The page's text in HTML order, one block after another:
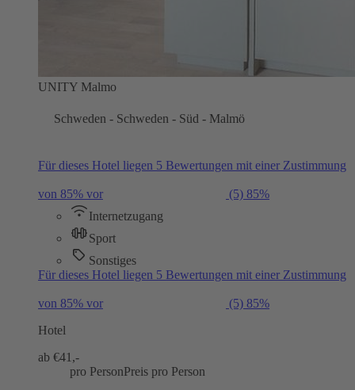
UNITY Malmo
Schweden - Schweden - Süd - Malmö
Für dieses Hotel liegen 5 Bewertungen mit einer Zustimmung
von 85% vor (5) 85%
Internetzugang
Sport
Sonstiges
Für dieses Hotel liegen 5 Bewertungen mit einer Zustimmung
von 85% vor (5) 85%
Hotel
ab €41,-
pro PersonPreis pro Person